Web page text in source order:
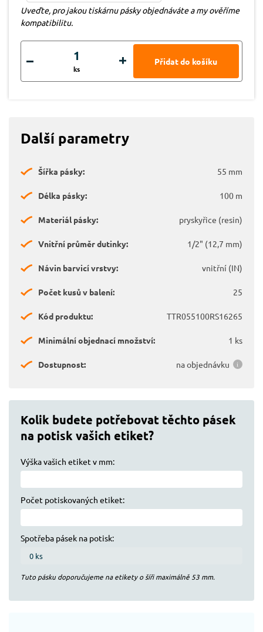
Uveďte, pro jakou tiskárnu pásky objednáváte a my ověříme
kompatibilitu.
ks
Další parametry
Šířka pásky: 55 mm
Délka pásky: 100 m
Materiál pásky: pryskyřice (resin)
Vnitřní průměr dutinky: 1/2" (12,7 mm)
Návin barvicí vrstvy: vnitřní (IN)
Počet kusů v balení: 25
Kód produktu: TTR055100RS16265
Minimální objednací množství: 1 ks
Dostupnost: na objednávku
Kolik budete potřebovat těchto pásek
na potisk vašich etiket?
Výška vašich etiket v mm:
Počet potiskovaných etiket:
Spotřeba pásek na potisk:
Tuto pásku doporučujeme na etikety o šíři maximálně 53 mm.